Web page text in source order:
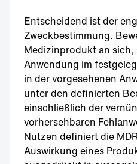
Entscheidend ist der
Zweckbestimmung.
Medizinprodukt an sich,
Anwendung im
in der vorgesehenen
unter den definierten
einschließlich der
vorhersehbaren
Nutzen definiert die
Auswirkung eines